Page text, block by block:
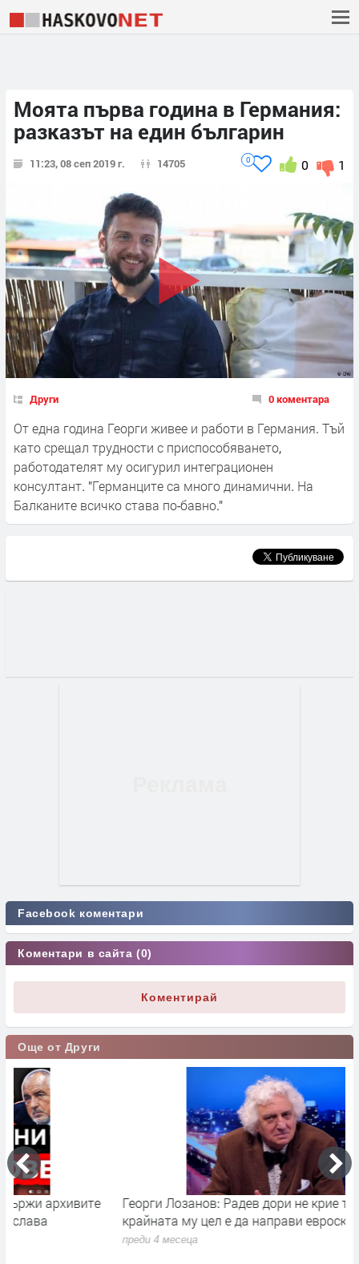
Моята първа година в Германия:
разказът на един българин
11:23, 08 сеп 2019 г. 14705 1
0
0
Други 0 коментара
От една година Георги живее и работи в Германия. Тъй
като срещал трудности с приспособяването,
работодателят му осигурил интеграционен
консултант. "Германците са много динамични. На
Балканите всичко става по-бавно."
Facebook коментари
Коментари в сайта (0)
Коментирай
Още от Други
Георги Лозанов: Радев дори не крие това, че
крайната му цел е да направи евроскептичен завой.